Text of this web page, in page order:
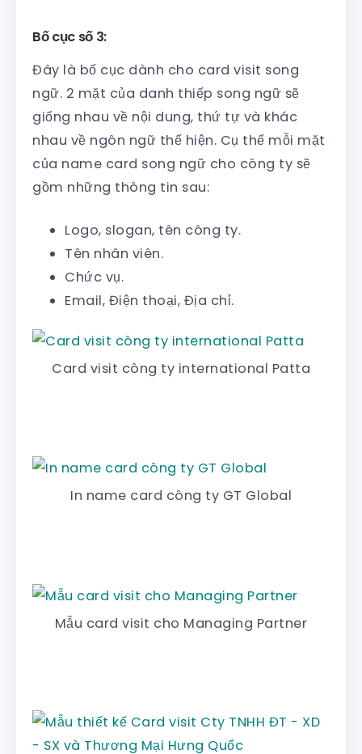
Bố cục số 3:
Đây là bố cục dành cho card visit song
ngữ. 2 mặt của danh thiếp song ngữ sẽ
giống nhau về nội dung, thứ tự và khác
nhau về ngôn ngữ thể hiện. Cụ thể mỗi mặt
của name card song ngữ cho công ty sẽ
gồm những thông tin sau:
Logo, slogan, tên công ty.
Tên nhân viên.
Chức vụ.
Email, Điện thoại, Địa chỉ.
Card visit công ty international Patta
In name card công ty GT Global
Mẫu card visit cho Managing Partner